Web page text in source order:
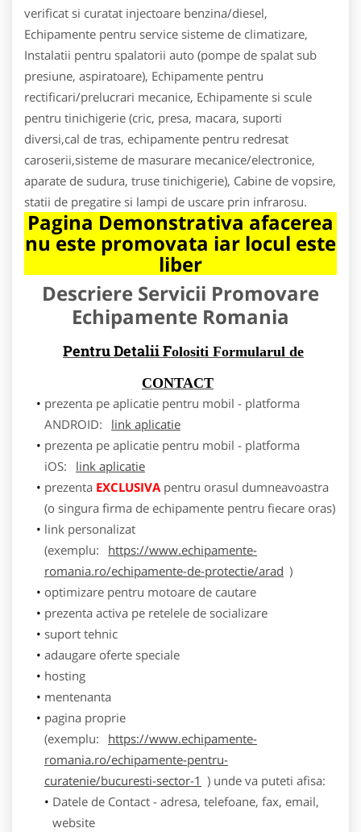
verificat si curatat injectoare benzina/diesel,
Echipamente pentru service sisteme de climatizare,
Instalatii pentru spalatorii auto (pompe de spalat sub
presiune, aspiratoare), Echipamente pentru
rectificari/prelucrari mecanice, Echipamente si scule
pentru tinichigerie (cric, presa, macara, suporti
diversi,cal de tras, echipamente pentru redresat
caroserii,sisteme de masurare mecanice/electronice,
aparate de sudura, truse tinichigerie), Cabine de vopsire,
statii de pregatire si lampi de uscare prin infrarosu.
Pagina Demonstrativa afacerea
nu este promovata iar locul este
liber
Descriere Servicii Promovare
Echipamente Romania
Pentru Detalii Folositi Formularul de
CONTACT
prezenta pe aplicatie pentru mobil - platforma
ANDROID:
link aplicatie
prezenta pe aplicatie pentru mobil - platforma
iOS:
link aplicatie
prezenta EXCLUSIVApentru orasul dumneavoastra
(o singura firma de echipamente pentru fiecare oras)
link personalizat
(exemplu:
https://www.echipamente-
romania.ro/echipamente-de-protectie/arad )
optimizare pentru motoare de cautare
prezenta activa pe retelele de socializare
suport tehnic
adaugare oferte speciale
hosting
mentenanta
pagina proprie
(exemplu:
https://www.echipamente-
romania.ro/echipamente-pentru-
curatenie/bucuresti-sector-1 ) unde va puteti afisa:
Datele de Contact - adresa, telefoane, fax, email,
website